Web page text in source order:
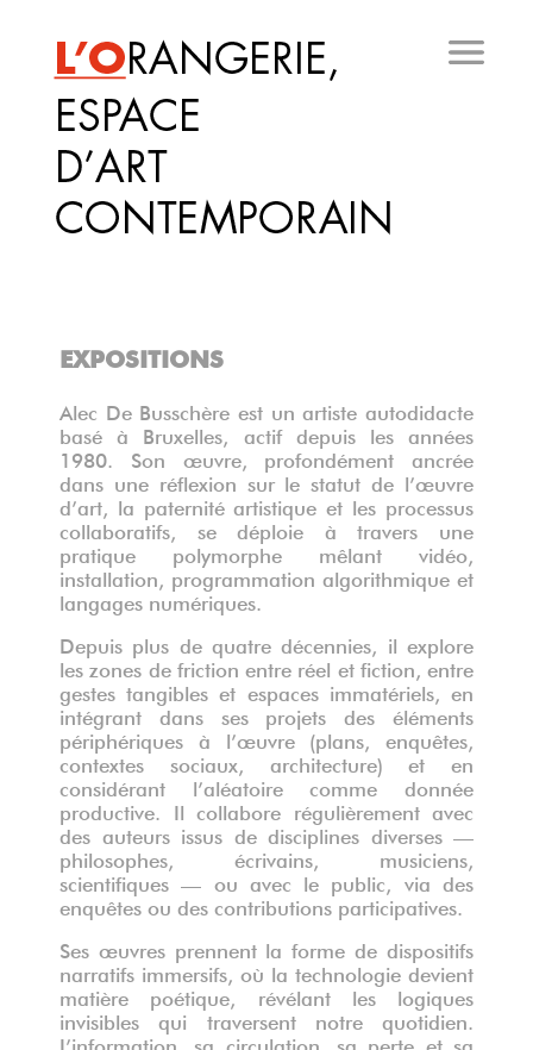
principal
EXPOSITIONS
Alec De Busschère est un artiste autodidacte
basé à Bruxelles, actif depuis les années
1980. Son œuvre, profondément ancrée
dans une réflexion sur le statut de l’œuvre
d’art, la paternité artistique et les processus
collaboratifs , se déploie à travers une
pratique polymorphe mêlant vidéo,
installation, programmation algorithmique et
langages numériques.
Depuis plus de quatre décennies, il explore
leszones de friction entre réel et fiction, entre
gestes tangibles et espaces immatériels , en
intégrant dans ses projets des éléments
périphériques à l’œuvre (plans, enquêtes,
contextes sociaux, architecture) et en
considérant l’aléatoire comme donnée
productive. Il collabore régulièrement avec
des auteurs issus de disciplines diverses —
philosophes, écrivains, musiciens,
scientifiques — ou avec le public, via des
enquêtes ou des contributions participatives.
Ses œuvres prennent la forme de dispositifs
narratifs immersifs, où la technologie devient
matière poétique, révélant les logiques
invisibles qui traversent notre quotidien.
L’information, sa circulation, sa perte et sa